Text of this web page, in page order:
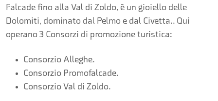
Falcade fino alla Val di Zoldo, è un gioiello delle
Dolomiti, dominato dal Pelmo e dal Civetta.. Qui
operano 3 Consorzi di promozione turistica:
Consorzio Alleghe.
Consorzio Promofalcade.
Consorzio Val di Zoldo.